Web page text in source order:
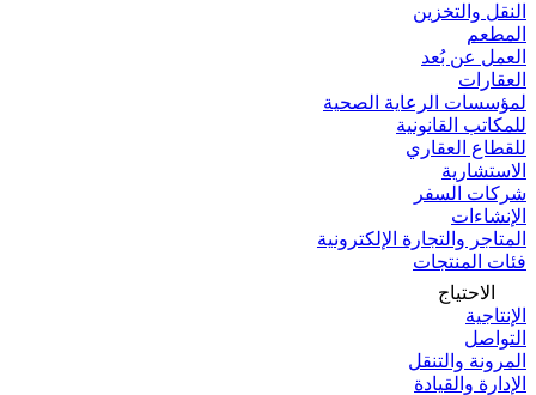
النقل والتخزين
المطعم
العمل عن بُعد
العقارات
لمؤسسات الرعاية الصحية
للمكاتب القانونية
للقطاع العقاري
الاستشارية
شركات السفر
الإنشاءات
المتاجر والتجارة الإلكترونية
فئات المنتجات
الاحتياج
الإنتاجية
التواصل
المرونة والتنقل
الإدارة والقيادة